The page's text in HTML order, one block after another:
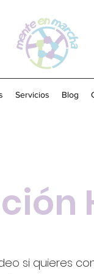
Servicios Blog
si quieres